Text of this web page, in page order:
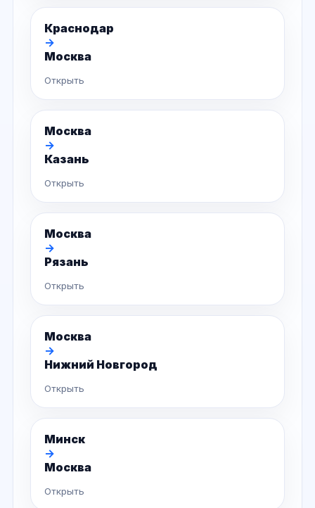
Краснодар
→
Москва
Открыть
Москва
→
Казань
Открыть
Москва
→
Рязань
Открыть
Москва
→
Нижний Новгород
Открыть
Минск
→
Москва
Открыть